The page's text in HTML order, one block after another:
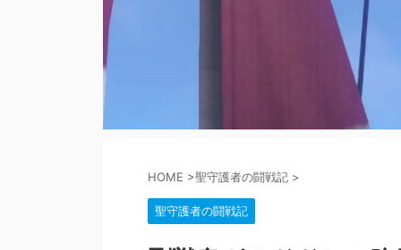
HOME >聖守護者の闘戦記 >
聖守護者の闘戦記